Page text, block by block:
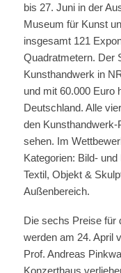
bis 27. Juni in der
Museum für Kunst
insgesamt 121
Quadratmetern. Der
Kunsthandwerk in
und mit 60.000 Euro
Deutschland. Alle
den
sehen. Im
Kategorien: Bild-
Textil, Objekt &
Außenbereich.
Die sechs Preise für
werden am 24. April
Prof. Andreas